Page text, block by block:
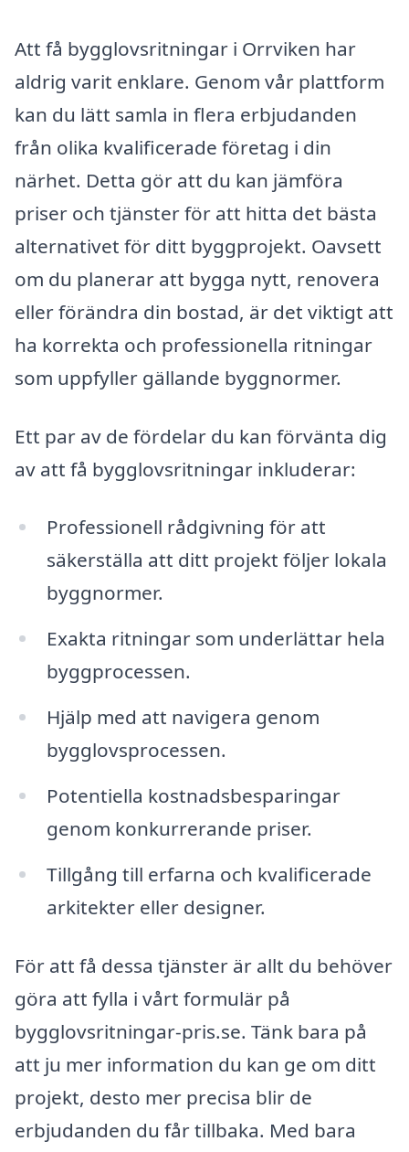
Att få bygglovsritningar i Orrviken har
aldrig varit enklare. Genom vår plattform
kan du lätt samla in flera erbjudanden
från olika kvalificerade företag i din
närhet. Detta gör att du kan jämföra
priser och tjänster för att hitta det bästa
alternativet för ditt byggprojekt. Oavsett
om du planerar att bygga nytt, renovera
eller förändra din bostad, är det viktigt att
ha korrekta och professionella ritningar
som uppfyller gällande byggnormer.
Ett par av de fördelar du kan förvänta dig
av att få bygglovsritningar inkluderar:
Professionell rådgivning för att
säkerställa att ditt projekt följer lokala
byggnormer.
Exakta ritningar som underlättar hela
byggprocessen.
Hjälp med att navigera genom
bygglovsprocessen.
Potentiella kostnadsbesparingar
genom konkurrerande priser.
Tillgång till erfarna och kvalificerade
arkitekter eller designer.
För att få dessa tjänster är allt du behöver
göra att fylla i vårt formulär på
bygglovsritningar-pris.se. Tänk bara på
att ju mer information du kan ge om ditt
projekt, desto mer precisa blir de
erbjudanden du får tillbaka. Med bara